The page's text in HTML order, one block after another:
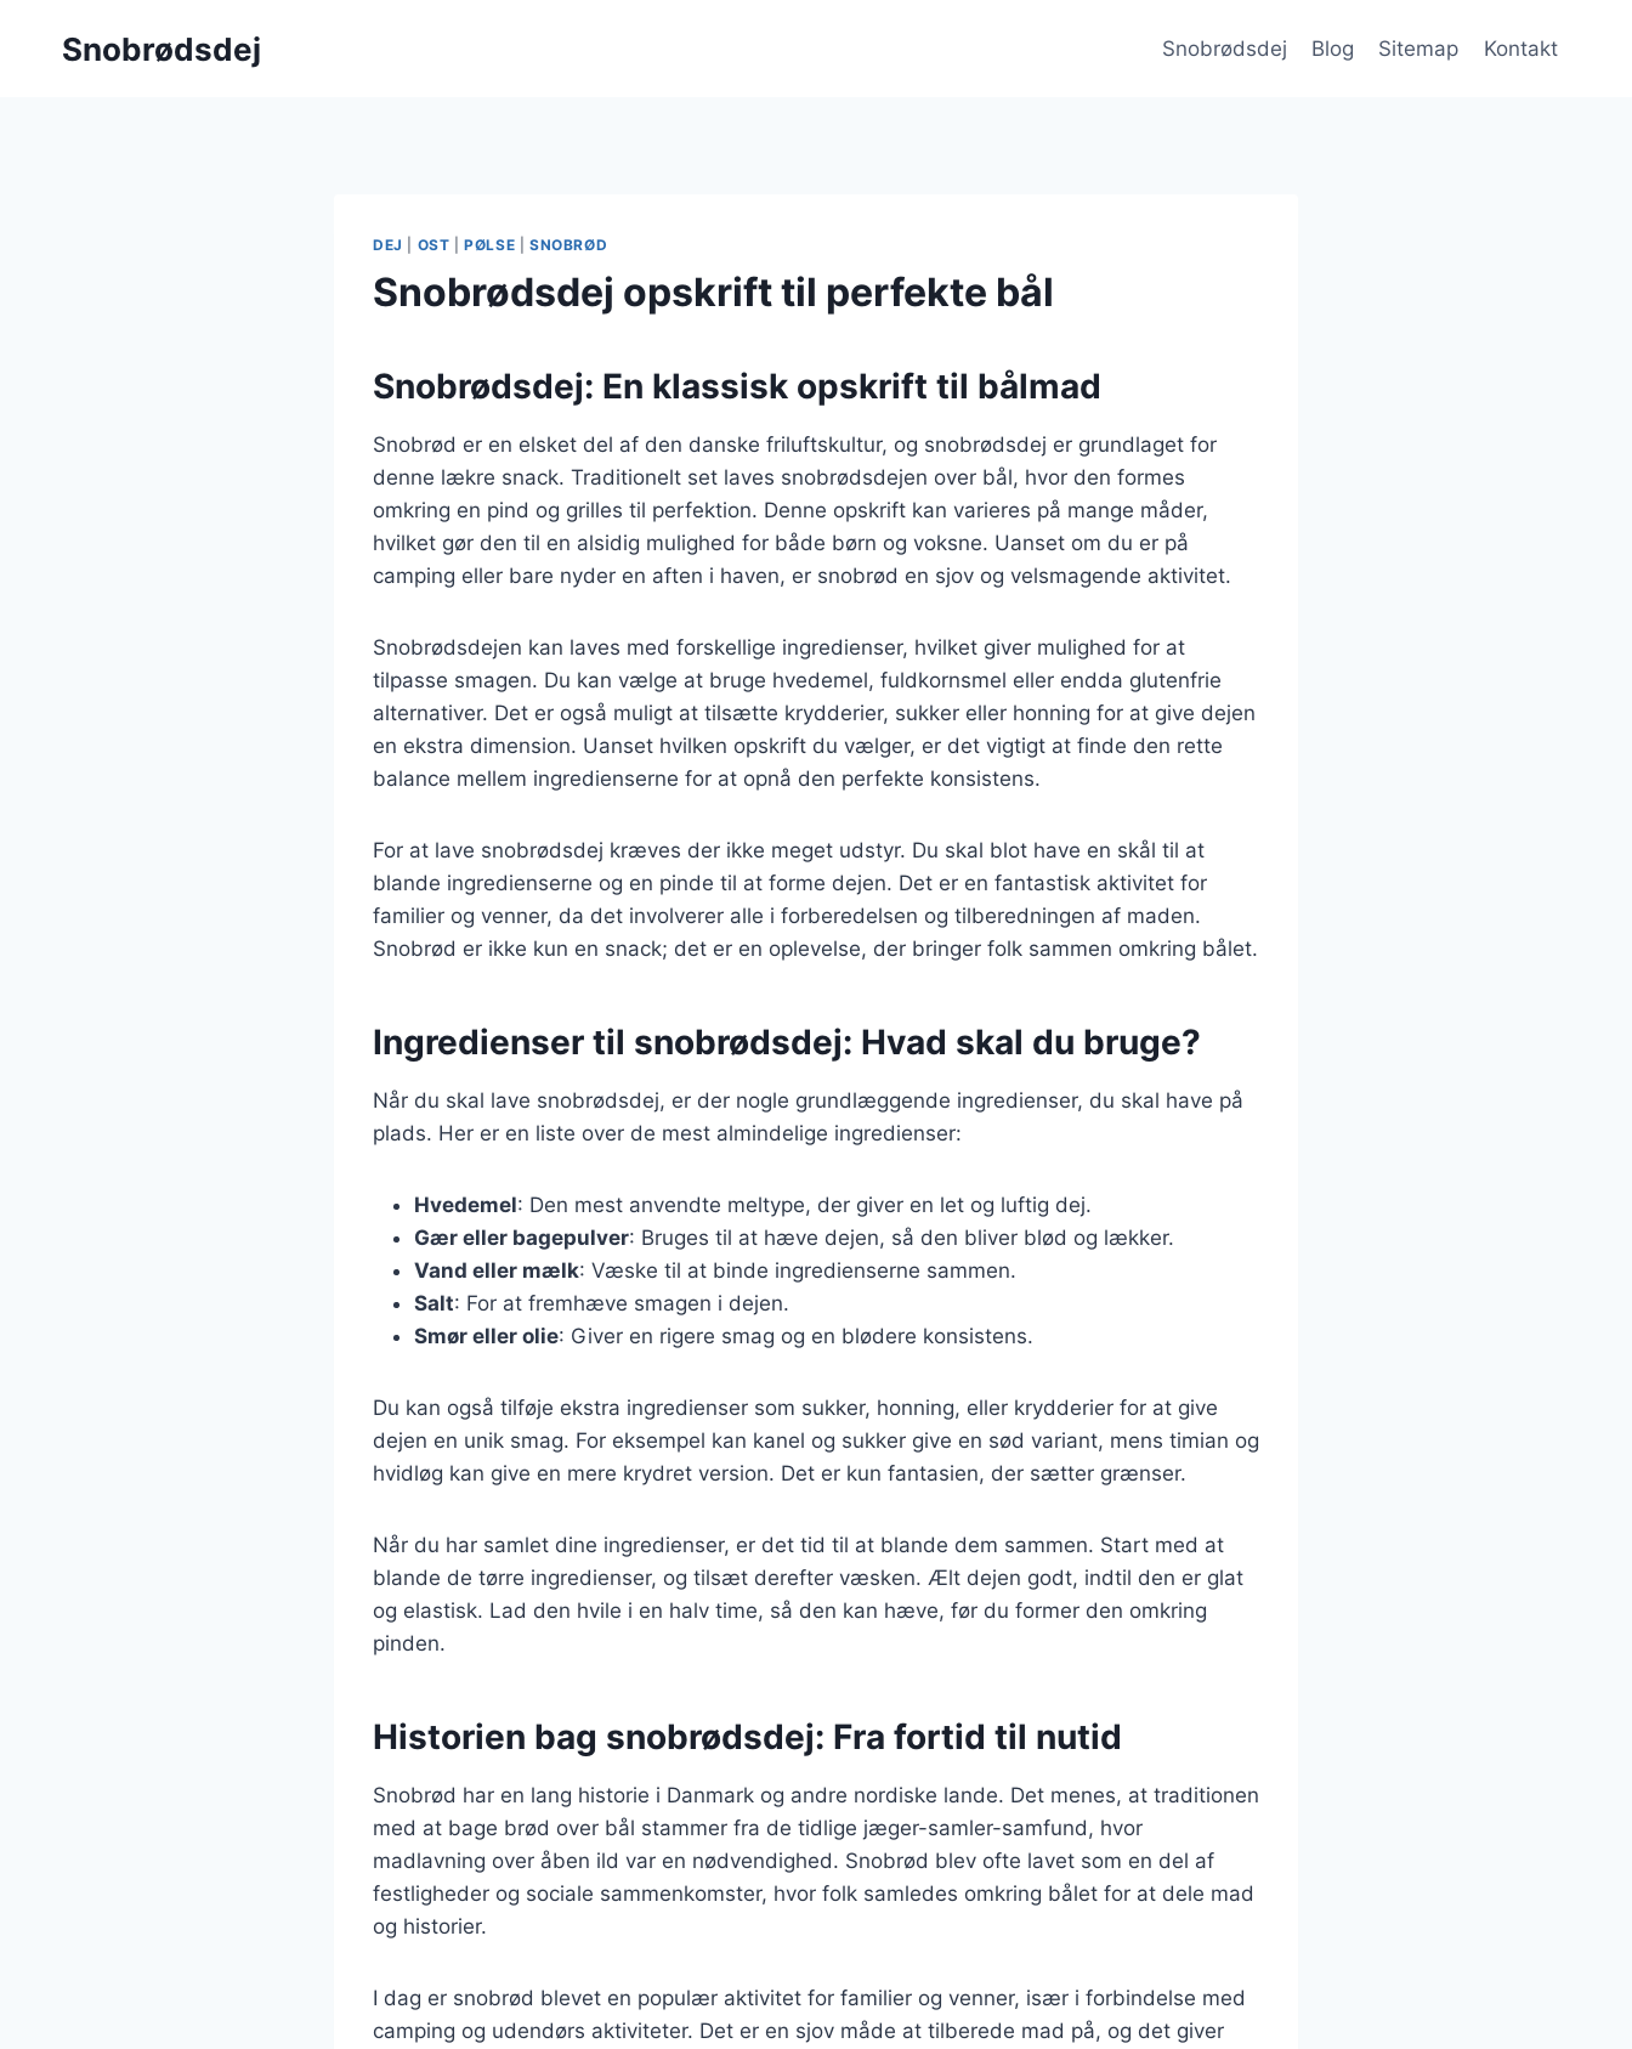
Snobrødsdej Snobrødsdej Blog Sitemap Kontakt
DEJ OST |PØLSE SNOBRØD
Snobrødsdej opskrift til perfekte bål
Snobrødsdej: En klassisk opskrift til bålmad
Snobrød er en elsket del af den danske friluftskultur, og snobrødsdej er grundlaget for
denne lækre snack. Traditionelt set laves snobrødsdejen over bål, hvor den formes
omkring en pind og grilles til perfektion. Denne opskrift kan varieres på mange måder,
hvilket gør den til en alsidig mulighed for både børn og voksne. Uanset om du er på
camping eller bare nyder en aften i haven, er snobrød en sjov og velsmagende aktivitet.
Snobrødsdejen kan laves med forskellige ingredienser, hvilket giver mulighed for at
tilpasse smagen. Du kan vælge at bruge hvedemel, fuldkornsmel eller endda glutenfrie
alternativer. Det er også muligt at tilsætte krydderier, sukker eller honning for at give dejen
en ekstra dimension. Uanset hvilken opskrift du vælger, er det vigtigt at finde den rette
balance mellem ingredienserne for at opnå den perfekte konsistens.
For at lave snobrødsdej kræves der ikke meget udstyr. Du skal blot have en skål til at
blande ingredienserne og en pinde til at forme dejen. Det er en fantastisk aktivitet for
familier og venner, da det involverer alle i forberedelsen og tilberedningen af maden.
Snobrød er ikke kun en snack; det er en oplevelse, der bringer folk sammen omkring bålet.
Ingredienser til snobrødsdej: Hvad skal du bruge?
Når du skal lave snobrødsdej, er der nogle grundlæggende ingredienser, du skal have på
plads. Her er en liste over de mest almindelige ingredienser:
Hvedemel: Den mest anvendte meltype, der giver en let og luftig dej.
Gær eller bagepulver: Bruges til at hæve dejen, så den bliver blød og lækker.
Vand eller mælk: Væske til at binde ingredienserne sammen.
Salt: For at fremhæve smagen i dejen.
Smør eller olie: Giver en rigere smag og en blødere konsistens.
Du kan også tilføje ekstra ingredienser som sukker, honning, eller krydderier for at give
dejen en unik smag. For eksempel kan kanel og sukker give en sød variant, mens timian og
hvidløg kan give en mere krydret version. Det er kun fantasien, der sætter grænser.
Når du har samlet dine ingredienser, er det tid til at blande dem sammen. Start med at
blande de tørre ingredienser, og tilsæt derefter væsken. Ælt dejen godt, indtil den er glat
og elastisk. Lad den hvile i en halv time, så den kan hæve, før du former den omkring
pinden.
Historien bag snobrødsdej: Fra fortid til nutid
Snobrød har en lang historie i Danmark og andre nordiske lande. Det menes, at traditionen
med at bage brød over bål stammer fra de tidlige jæger-samler-samfund, hvor
madlavning over åben ild var en nødvendighed. Snobrød blev ofte lavet som en del af
festligheder og sociale sammenkomster, hvor folk samledes omkring bålet for at dele mad
og historier.
I dag er snobrød blevet en populær aktivitet for familier og venner, især i forbindelse med
camping og udendørs aktiviteter. Det er en sjov måde at tilberede mad på, og det giver